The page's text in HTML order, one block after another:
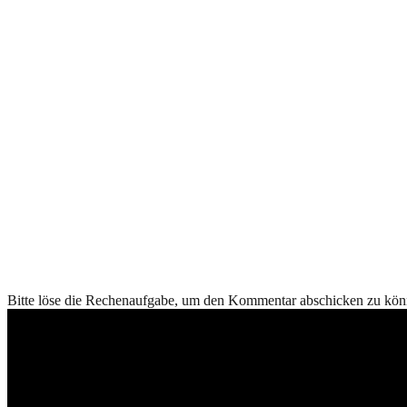
Bitte löse die Rechenaufgabe, um den Kommentar abschicken zu